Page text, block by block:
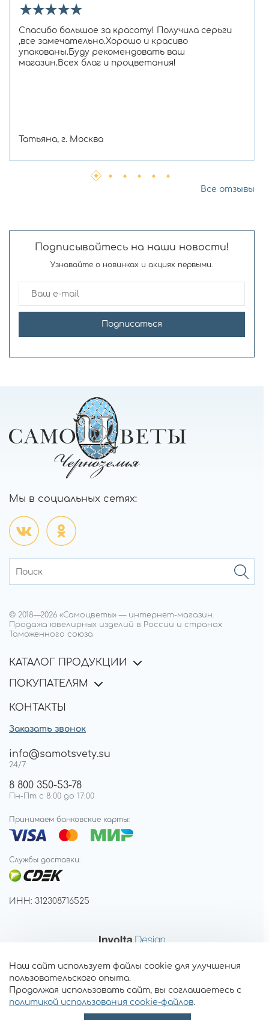
★★★★★
Спасибо большое за красоту! Получила серьги
,все замечательно.Хорошо и красиво
упакованы.Буду рекомендовать ваш
магазин.Всех благ и процветания!
Татьяна, г. Москва
Все отзывы
Подписывайтесь на наши новости!
Узнавайте о новинках и акциях первыми.
Подписаться
Мы в социальных сетях:
© 2018—2026 «Самоцветы» — интернет-магазин.
Продажа ювелирных изделий в России и странах
Таможенного союза
КАТАЛОГ ПРОДУКЦИИ
ПОКУПАТЕЛЯМ
КОНТАКТЫ
Заказать звонок
info@samotsvety.su
24/7
8 800 350-53-78
Пн-Пт с 8:00 до 17:00
Принимаем банковские карты:
Службы доставки:
ИНН: 312308716525
Наш сайт использует файлы cookie для улучшения
пользовательского опыта.
Продолжая использовать сайт, вы соглашаетесь с
политикой использования cookie-файлов.